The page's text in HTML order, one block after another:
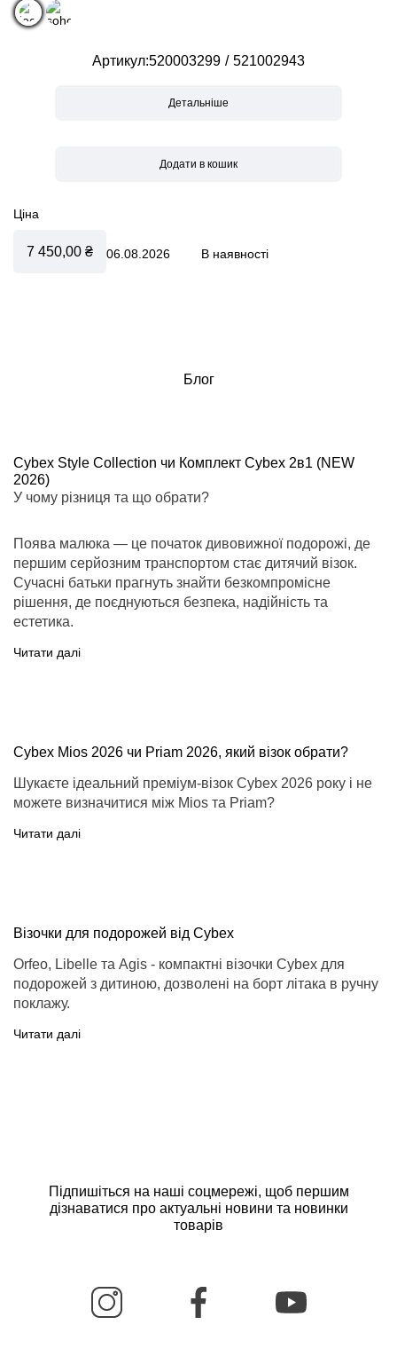
Артикул 520003299 521002943
Детальніше
Ціна
7 450,00 ₴ 06.08.2026 В наявності
Блог
Cybex Style Collection чи Комплект Cybex 2в1 (NEW
2026)
У чому різниця та що обрати?
Поява малюка — це початок дивовижної подорожі, де
першим серйозним транспортом стає дитячий візок.
Сучасні батьки прагнуть знайти безкомпромісне
рішення, де поєднуються безпека, надійність та
естетика.
Читати далі
Cybex Mios 2026 чи Priam 2026, який візок обрати?
Шукаєте ідеальний преміум-візок Cybex 2026 року і не
можете визначитися між Mios та Priam?
Читати далі
Візочки для подорожей від Cybex
Orfeo, Libelle та Agis - компактні візочки Cybex для
подорожей з дитиною, дозволені на борт літака в ручну
поклажу.
Читати далі
Підпишіться на наші соцмережі, щоб першим
дізнаватися про актуальні новини та новинки
товарів